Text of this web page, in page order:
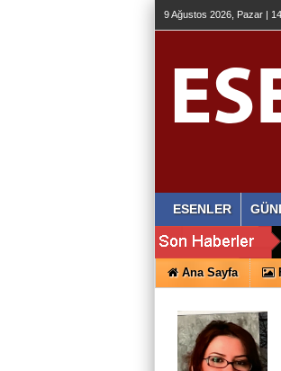
9 Ağustos 2026, Pazar |
ESENLER
Ana Sayfa